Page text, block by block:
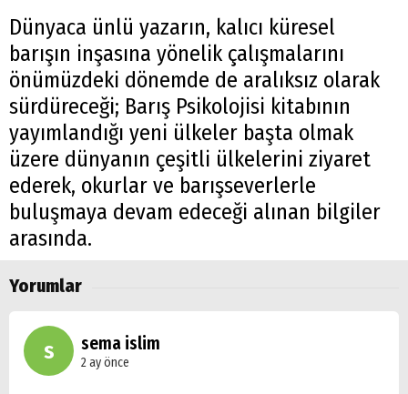
Dünyaca ünlü yazarın, kalıcı küresel
barışın inşasına yönelik çalışmalarını
önümüzdeki dönemde de aralıksız olarak
sürdüreceği; Barış Psikolojisi kitabının
yayımlandığı yeni ülkeler başta olmak
üzere dünyanın çeşitli ülkelerini ziyaret
ederek, okurlar ve barışseverlerle
buluşmaya devam edeceği alınan bilgiler
arasında.
Yorumlar
s sema islim
2 ay önce
Arama
Popüler
Aramalar:
Ağrı